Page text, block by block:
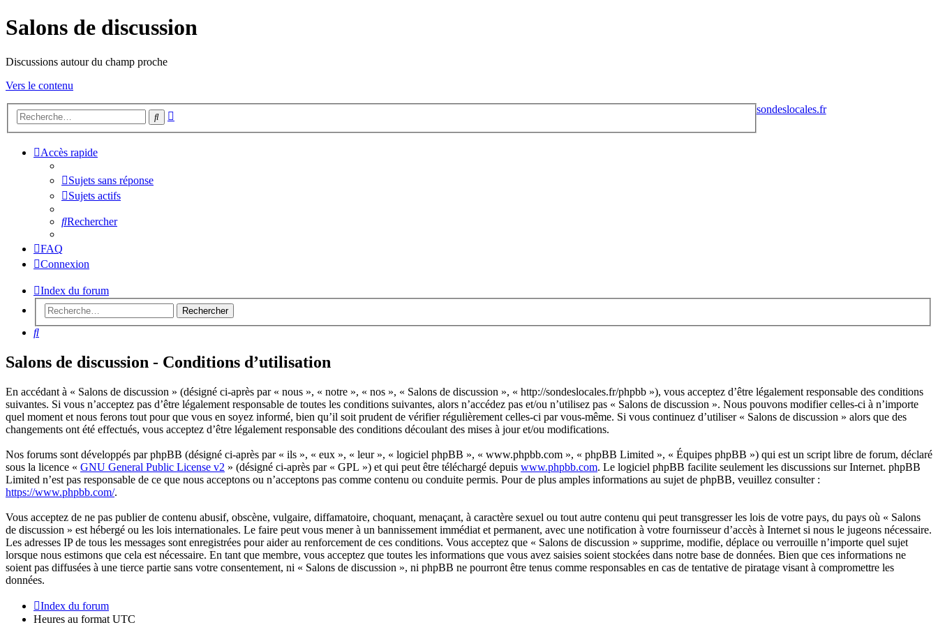
Salons de discussion
Discussions autour du champ proche
Vers le contenu
sondeslocales.fr
Rechercher
Accès rapide
Sujets sans réponse
Sujets actifs
Rechercher
FAQ
Connexion
Index du forum
Rechercher
Rechercher
Salons de discussion - Conditions d’utilisation
En accédant à « Salons de discussion » (désigné ci-après par « nous », « notre », « nos », « Salons de discussion », « http://sondeslocales.fr/phpbb »), vous acceptez d’être légalement responsable des conditions
suivantes. Si vous n’acceptez pas d’être légalement responsable de toutes les conditions suivantes, alors n’accédez pas et/ou n’utilisez pas « Salons de discussion ». Nous pouvons modifier celles-ci à n’importe
quel moment et nous ferons tout pour que vous en soyez informé, bien qu’il soit prudent de vérifier régulièrement celles-ci par vous-même. Si vous continuez d’utiliser « Salons de discussion » alors que des
changements ont été effectués, vous acceptez d’être légalement responsable des conditions découlant des mises à jour et/ou modifications.
Nos forums sont développés par phpBB (désigné ci-après par « ils », « eux », « leur », « logiciel phpBB », « www.phpbb.com », « phpBB Limited », « Équipes phpBB ») qui est un script libre de forum, déclaré
sous la licence « GNU General Public License v2 » (désigné ci-après par « GPL ») et qui peut être téléchargé depuis www.phpbb.com. Le logiciel phpBB facilite seulement les discussions sur Internet. phpBB
Limited n’est pas responsable de ce que nous acceptons ou n’acceptons pas comme contenu ou conduite permis. Pour de plus amples informations au sujet de phpBB, veuillez consulter :
https://www.phpbb.com/.
Vous acceptez de ne pas publier de contenu abusif, obscène, vulgaire, diffamatoire, choquant, menaçant, à caractère sexuel ou tout autre contenu qui peut transgresser les lois de votre pays, du pays où « Salons
de discussion » est hébergé ou les lois internationales. Le faire peut vous mener à un bannissement immédiat et permanent, avec une notification à votre fournisseur d’accès à Internet si nous le jugeons nécessaire.
Les adresses IP de tous les messages sont enregistrées pour aider au renforcement de ces conditions. Vous acceptez que « Salons de discussion » supprime, modifie, déplace ou verrouille n’importe quel sujet
lorsque nous estimons que cela est nécessaire. En tant que membre, vous acceptez que toutes les informations que vous avez saisies soient stockées dans notre base de données. Bien que ces informations ne
soient pas diffusées à une tierce partie sans votre consentement, ni « Salons de discussion », ni phpBB ne pourront être tenus comme responsables en cas de tentative de piratage visant à compromettre les
données.
Index du forum
Heures au format UTC